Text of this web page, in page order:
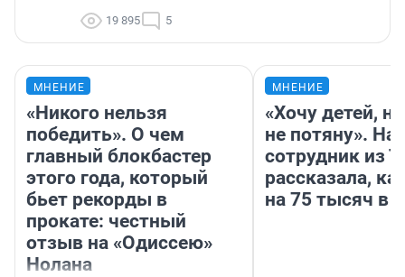
19 895 5
МНЕНИЕ
«Никого нельзя
победить». О чем
главный блокбастер
этого года, который
бьет рекорды в
прокате: честный
отзыв на «Одиссею»
Нолана
МНЕНИЕ
«Хочу детей,
не потяну».
сотрудник из
рассказала,
на 75 тысяч в